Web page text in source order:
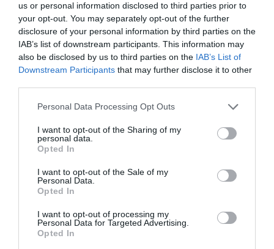
us or personal information disclosed to third parties prior to
your opt-out. You may separately opt-out of the further
disclosure of your personal information by third parties on the
IAB’s list of downstream participants. This information may
also be disclosed by us to third parties on the IAB’s List of
Downstream Participants that may further disclose it to other
Please note that this website/app uses one or more Google
not limited to your visit or usage behaviour. You may click to
grant or deny consent to Google and its third-party tags to
use your data for below specified purposes in below Google
consent section.
Personal Data Processing Opt Outs
I want to opt-out of the Sharing of my
personal data.
Opted In
I want to opt-out of the Sale of my
Personal Data.
Opted In
I want to opt-out of processing my
Personal Data for Targeted Advertising.
Opted In
Ακολουθήστε τοfoodlife.gr στο Google
Newsκαι μάθετε πρώτοι όλες τις ειδήσεις
TAGS: ELITE ΓΥΝΑΙΚΕΣ ΕΝΔΥΝΑΜΩΣΗ